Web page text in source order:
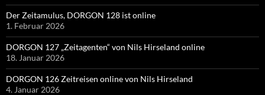
Der Zeitamulus, DORGON 128 ist online
1. Februar 2026
DORGON 127 „Zeitagenten“ von Nils Hirseland online
18. Januar 2026
DORGON 126 Zeitreisen online von Nils Hirseland
4. Januar 2026